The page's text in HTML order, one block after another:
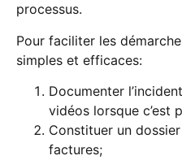
processus.
Pour faciliter les
simples et efficaces:
Documenter
vidéos lorsque c’est
Constituer un
factures;